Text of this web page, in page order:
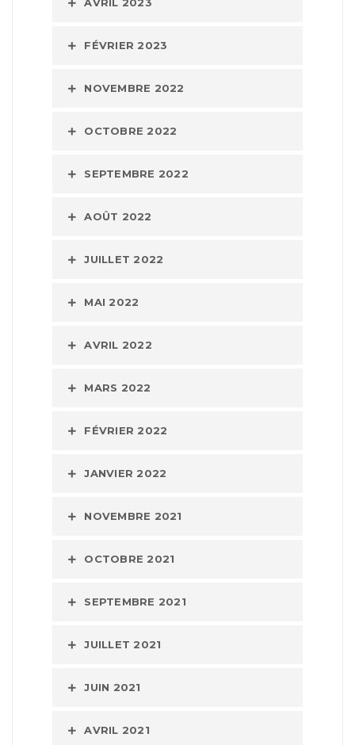
FÉVRIER 2023
NOVEMBRE 2022
OCTOBRE 2022
SEPTEMBRE 2022
AOÛT 2022
JUILLET 2022
MAI 2022
AVRIL 2022
MARS 2022
FÉVRIER 2022
JANVIER 2022
NOVEMBRE 2021
OCTOBRE 2021
SEPTEMBRE 2021
JUILLET 2021
JUIN 2021
AVRIL 2021